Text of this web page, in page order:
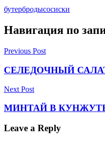
бутербродысосиски
Навигация по
Previous Post
СЕЛЕДОЧНЫЙ
Next Post
МИНТАЙ В
Leave a Reply